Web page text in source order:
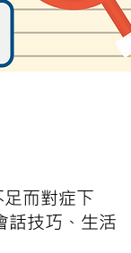
而對症下
話技巧、生活